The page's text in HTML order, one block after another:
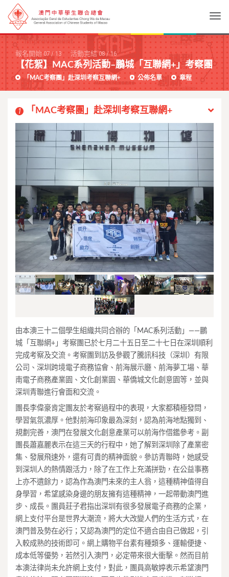
報名開始 07/13 活動完結 08/16
【花絮】MAC系列活動–鵬城「互聯網+」考察團
「MAC考察團」赴深圳考察互聯網+ 公佈名單 章程
1 「MAC考察團」赴深圳考察互聯網+
Previous Next
由本澳三十二個學生組織共同合辦的「MAC系列活動」——鵬
城「互聯網+」考察團已於七月二十五日至二十七日在深圳順利
完成考察及交流。考察團到訪及參觀了騰訊科技（深圳）有限
公司、深圳跨境電子商務協會、前海展示廳、前海夢工場、華
南電子商務產業園、文化創業園、華僑城文化創意園等，並與
深圳青聯進行會面和交流。
團長李偉豪肯定團友於考察過程中的表現，大家都積極發問，
學習氣氛濃厚。他對前海印象最為深刻，認為前海地點獨到、
規劃完善，澳門在發展文化創意產業可以前海作借鑑參考。副
團長蕭嘉麗表示在這三天的行程中，她了解到深圳除了產業密
集、發展飛速外，還有可貴的精神面貌。參訪青聯時，她感受
到深圳人的熱情跟活力，除了在工作上充滿拼勁，在公益事務
上亦不遺餘力，認為作為澳門未來的主人翁，這種精神值得自
身學習，希望感染身邊的朋友擁有這種精神，一起帶動澳門進
步、成長。團員莊子君指出深圳有很多發展電子商務的企業，
網上支付平台是世界大潮流，將大大改變人們的生活方式，在
澳門普及勢在必行；又認為澳門的定位不適合由自己做起，引
入較成熟的技術即可。網上購物平台素有種類多、運輸便捷、
成本低等優勢，若然引入澳門，必定帶來很大衝擊。然而目前
本澳法律尚未允許網上支付，對此，團員高敏婷表示希望澳門